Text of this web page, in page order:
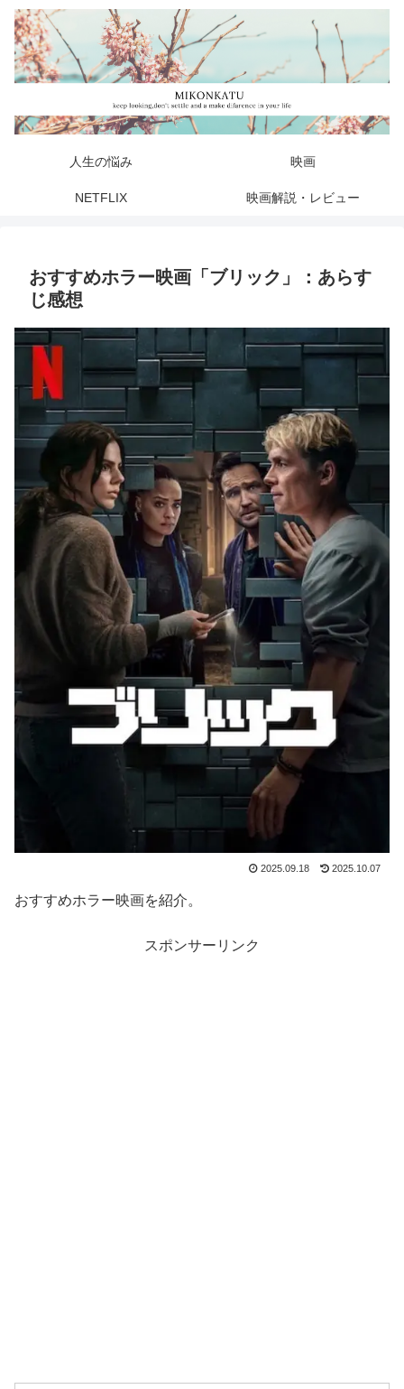
人生の悩み 映画
NETFLIX 映画解説・レビュー
おすすめホラー映画「ブリック」：あらす
じ感想
2025.09.18 2025.10.07
おすすめホラー映画を紹介。
スポンサーリンク